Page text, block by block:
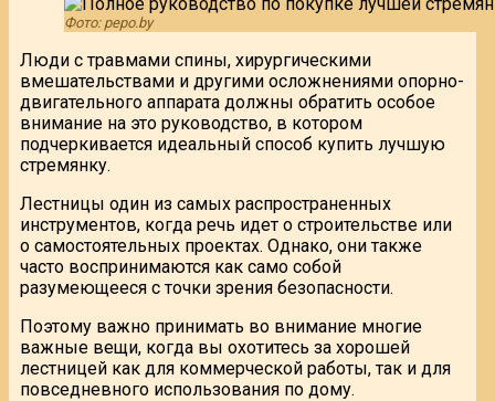
Фото: pepo.by
Люди с травмами спины, хирургическими
вмешательствами и другими осложнениями опорно-
двигательного аппарата должны обратить особое
внимание на это руководство, в котором
подчеркивается идеальный способ купить лучшую
стремянку.
Лестницы один из самых распространенных
инструментов, когда речь идет о строительстве или
о самостоятельных проектах. Однако, они также
часто воспринимаются как само собой
разумеющееся с точки зрения безопасности.
Поэтому важно принимать во внимание многие
важные вещи, когда вы охотитесь за хорошей
лестницей как для коммерческой работы, так и для
повседневного использования по дому.